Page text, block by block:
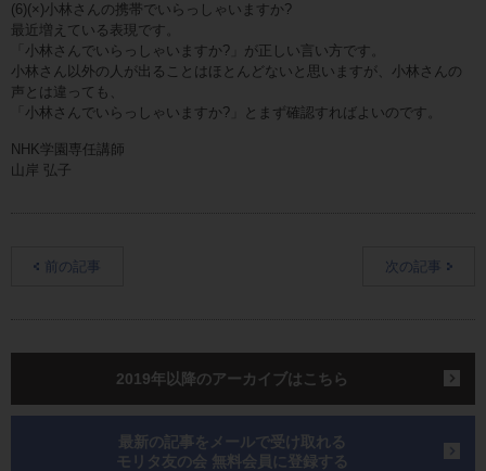
(6)(×)小林さんの携帯でいらっしゃいますか?
最近増えている表現です。
「小林さんでいらっしゃいますか?」が正しい言い方です。
小林さん以外の人が出ることはほとんどないと思いますが、小林さんの
声とは違っても、
「小林さんでいらっしゃいますか?」とまず確認すればよいのです。
NHK学園専任講師
山岸 弘子
前の記事 次の記事
2019年以降のアーカイブはこちら
最新の記事をメールで受け取れる
モリタ友の会 無料会員に登録する